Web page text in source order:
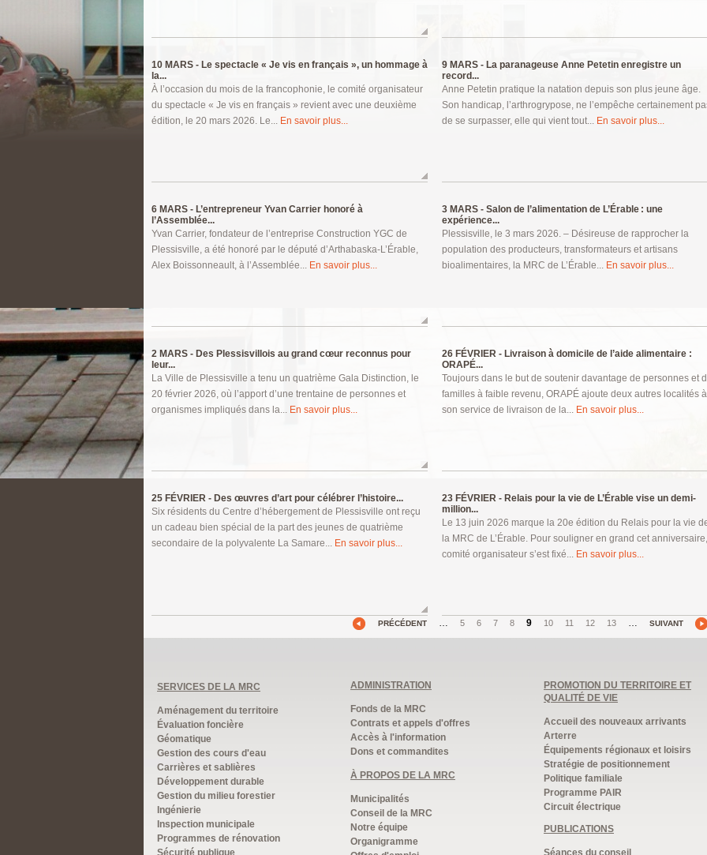
10 MARS - Le spectacle « Je vis en français », un hommage à
la...
À l’occasion du mois de la francophonie, le comité organisateur
du spectacle « Je vis en français » revient avec une deuxième
édition, le 20 mars 2026. Le... En savoir plus...
9 MARS - La paranageuse Anne Petetin enregistre un
record...
Anne Petetin pratique la natation depuis son plus jeune âge.
Son handicap, l’arthrogrypose, ne l’empêche certainement
de se surpasser, elle qui vient tout... En savoir plus...
6 MARS - L’entrepreneur Yvan Carrier honoré à
l’Assemblée...
Yvan Carrier, fondateur de l’entreprise Construction YGC de
Plessisville, a été honoré par le député d’Arthabaska-L’Érable,
Alex Boissonneault, à l’Assemblée... En savoir plus...
3 MARS - Salon de l’alimentation de L’Érable : une
expérience...
Plessisville, le 3 mars 2026. – Désireuse de rapprocher la
population des producteurs, transformateurs et artisans
bioalimentaires, la MRC de L’Érable... En savoir plus...
2 MARS - Des Plessisvillois au grand cœur reconnus pour
leur...
La Ville de Plessisville a tenu un quatrième Gala Distinction, le
20 février 2026, où l’apport d’une trentaine de personnes et
organismes impliqués dans la... En savoir plus...
26 FÉVRIER - Livraison à domicile de l’aide alimentaire :
ORAPÉ...
Toujours dans le but de soutenir davantage de personnes et
familles à faible revenu, ORAPÉ ajoute deux autres localités à
son service de livraison de la... En savoir plus...
25 FÉVRIER - Des œuvres d’art pour célébrer l’histoire...
Six résidents du Centre d’hébergement de Plessisville ont reçu
un cadeau bien spécial de la part des jeunes de quatrième
secondaire de la polyvalente La Samare... En savoir plus...
23 FÉVRIER - Relais pour la vie de L’Érable vise un demi-
million...
Le 13 juin 2026 marque la 20e édition du Relais pour la vie
la MRC de L’Érable. Pour souligner en grand cet
comité organisateur s’est fixé... En savoir plus...
PRÉCÉDENT … 5 6 7 8 9 10 11 12 13 … SUIVANT
SERVICES DE LA MRC
Aménagement du territoire
Évaluation foncière
Géomatique
Gestion des cours d'eau
Carrières et sablières
Développement durable
Gestion du milieu forestier
Ingénierie
Inspection municipale
Programmes de rénovation
Sécurité publique
ADMINISTRATION
Fonds de la MRC
Contrats et appels d'offres
Accès à l'information
Dons et commandites
À PROPOS DE LA MRC
Municipalités
Conseil de la MRC
Notre équipe
Organigramme
PROMOTION DU TERRITOIRE ET
QUALITÉ DE VIE
Accueil des nouveaux arrivants
Arterre
Équipements régionaux et loisirs
Stratégie de positionnement
Politique familiale
Programme PAIR
Circuit électrique
PUBLICATIONS
Séances du conseil